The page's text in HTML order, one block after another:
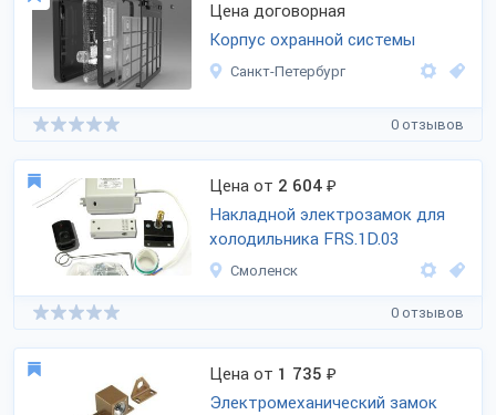
Цена договорная
Корпус охранной системы
Санкт-Петербург
0 отзывов
Цена от 2 604 ₽
Накладной электрозамок для
холодильника FRS.1D.03
Смоленск
0 отзывов
Цена от 1 735 ₽
Электромеханический замок